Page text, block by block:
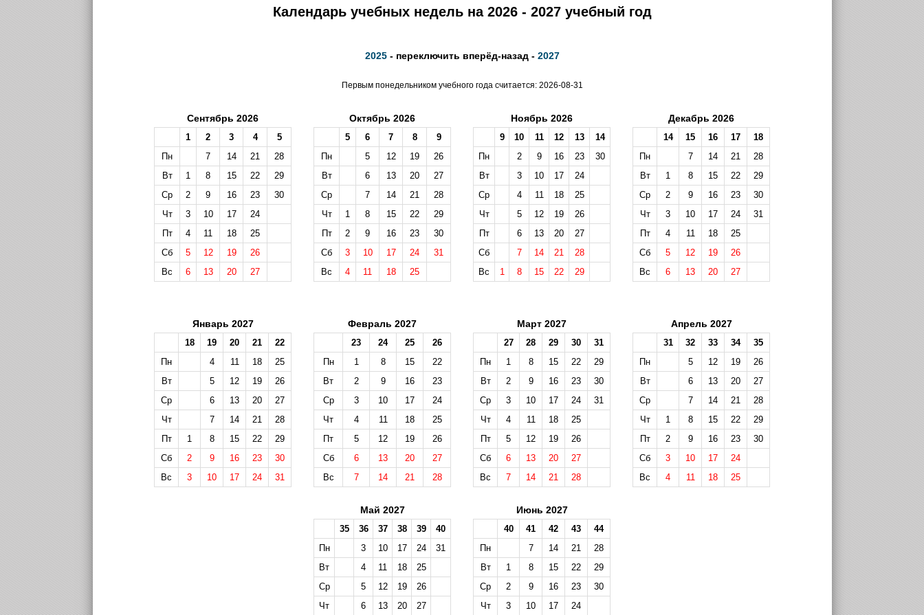
Календарь учебных недель на 2026 - 2027 учебный год
2025- переключить вперёд-назад - 2027
Первым понедельником учебного года считается: 2026-08-31
Сентябрь 2026
1 2 3 4
5
Пн
7 14 21
28
Вт
1 8 15 22
29
Ср
2 9 16 23
30
Чт
3 10 17
24
Пт
4 11 18
25
Сб
5 12 19
26
Вс
6 13 20 27
Октябрь 2026
5 6 7 8
9
Пн
5 12 19
26
Вт
6 13 20
27
Ср
7 14 21
28
Чт
1 8 15 22
29
Пт
2 9 16 23
30
Сб
3 10 17 24
31
Вс
4 11 18 25
Ноябрь 2026
9 10 11 12 13
14
Пн
2 9 16 23
30
Вт
3 10 17
24
Ср
4 11 18
25
Чт
5 12 19
26
Пт
6 13 20
27
Сб
7 14 21
28
Вс
1 8 15 22 29
Декабрь 2026
14 15 16 17
18
Пн
7 14 21
28
Вт
1 8 15 22
29
Ср
2 9 16 23
30
Чт
3 10 17 24
31
Пт
4 11 18
25
Сб
5 12 19
26
Вс
6 13 20 27
Январь 2027
18 19 20 21
22
Пн
4 11 18
25
Вт
5 12 19
26
Ср
6 13 20
27
Чт
7 14 21
28
Пт
1 8 15 22
29
Сб
2 9 16 23
30
Вс
3 10 17 24 31
Февраль 2027
23 24 25
26
Пн
1 8 15
22
Вт
2 9 16
23
Ср
3 10 17
24
Чт
4 11 18
25
Пт
5 12 19
26
Сб
6 13 20
27
Вс
7 14 21 28
Март 2027
27 28 29 30
31
Пн
1 8 15 22
29
Вт
2 9 16 23
30
Ср
3 10 17 24
31
Чт
4 11 18
25
Пт
5 12 19
26
Сб
6 13 20
27
Вс
7 14 21 28
Апрель 2027
31 32 33 34
35
Пн
5 12 19
26
Вт
6 13 20
27
Ср
7 14 21
28
Чт
1 8 15 22
29
Пт
2 9 16 23
30
Сб
3 10 17
24
Вс
4 11 18 25
Май 2027
35 36 37 38 39
40
Пн
3 10 17 24
31
Вт
4 11 18
25
Ср
5 12 19
26
Чт
6 13 20 27
Июнь 2027
40 41 42 43
44
Пн
7 14 21
28
Вт
1 8 15 22
29
Ср
2 9 16 23
30
Чт
3 10 17 24